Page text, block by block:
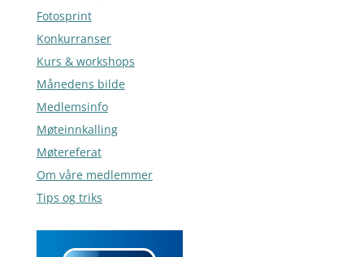
Fotosprint
Konkurranser
Kurs & workshops
Månedens bilde
Medlemsinfo
Møteinnkalling
Møtereferat
Om våre medlemmer
Tips og triks